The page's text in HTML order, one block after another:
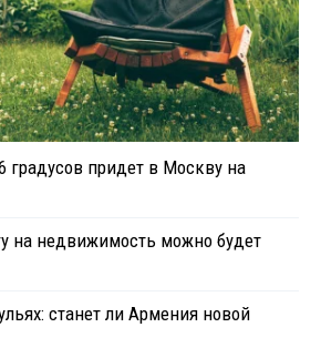
градусов придет в Москву на
на недвижимость можно будет
станет ли Армения новой